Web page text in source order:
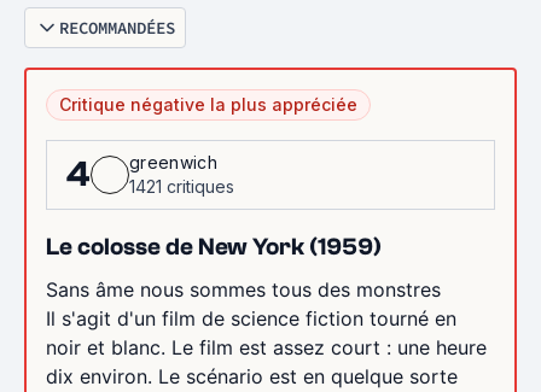
RECOMMANDÉES
Critique négative la plus appréciée
4
greenwich
1421 critiques
Le colosse de New York (1959)
Sans âme nous sommes tous des monstres
Il s'agit d'un film de science fiction tourné en
noir et blanc. Le film est assez court : une heure
dix environ. Le scénario est en quelque sorte